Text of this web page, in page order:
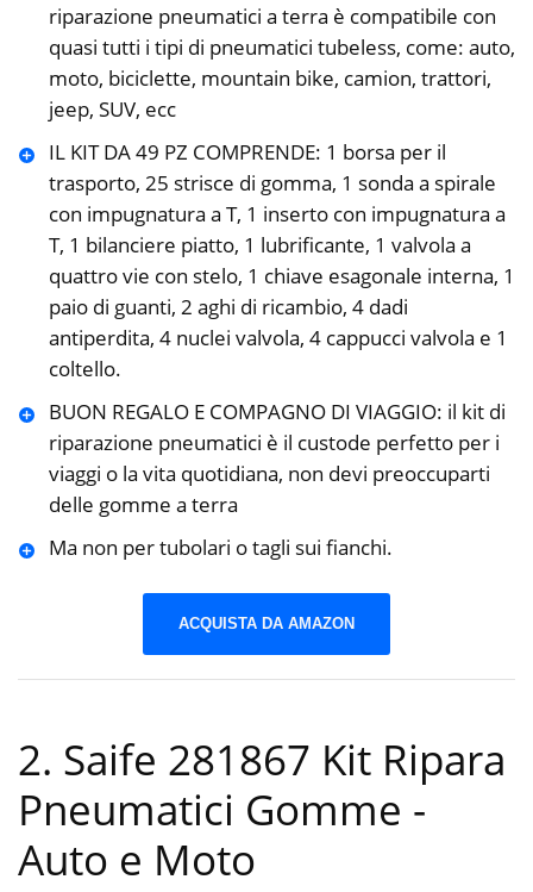
riparazione pneumatici a terra è compatibile con
quasi tutti i tipi di pneumatici tubeless, come: auto,
moto, biciclette, mountain bike, camion, trattori,
jeep, SUV, ecc
IL KIT DA 49 PZ COMPRENDE: 1 borsa per il
trasporto, 25 strisce di gomma, 1 sonda a spirale
con impugnatura a T, 1 inserto con impugnatura a
T, 1 bilanciere piatto, 1 lubrificante, 1 valvola a
quattro vie con stelo, 1 chiave esagonale interna, 1
paio di guanti, 2 aghi di ricambio, 4 dadi
antiperdita, 4 nuclei valvola, 4 cappucci valvola e 1
coltello.
BUON REGALO E COMPAGNO DI VIAGGIO: il kit di
riparazione pneumatici è il custode perfetto per i
viaggi o la vita quotidiana, non devi preoccuparti
delle gomme a terra
Ma non per tubolari o tagli sui fianchi.
ACQUISTA DA AMAZON
2. Saife 281867 Kit Ripara
Pneumatici Gomme -
Auto e Moto